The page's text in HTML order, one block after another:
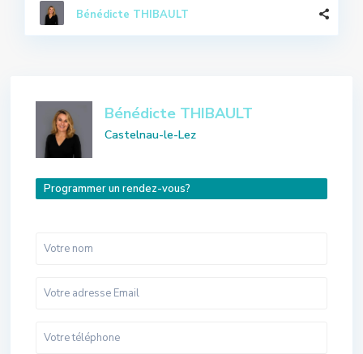
Bénédicte THIBAULT
Bénédicte THIBAULT
Castelnau-le-Lez
Programmer un rendez-vous?